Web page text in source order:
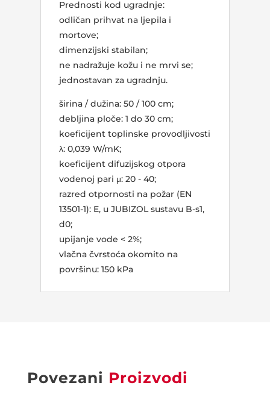
Prednosti kod ugradnje:
odličan prihvat na ljepila i
mortove;
dimenzijski stabilan;
ne nadražuje kožu i ne mrvi se;
jednostavan za ugradnju.
širina / dužina: 50 / 100 cm;
debljina ploče: 1 do 30 cm;
koeficijent toplinske provodljivosti
λ: 0,039 W/mK;
koeficijent difuzijskog otpora
vodenoj pari μ: 20 - 40;
razred otpornosti na požar (EN
13501-1): E, u JUBIZOL sustavu B-s1,
d0;
upijanje vode < 2%;
vlačna čvrstoća okomito na
površinu: 150 kPa
Povezani Proizvodi